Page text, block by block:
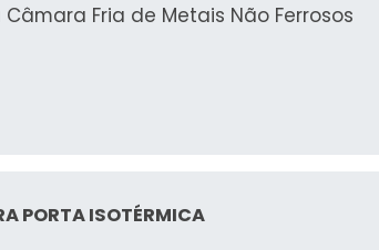
Fria de Metais Não Ferrosos
PORTA ISOTÉRMICA